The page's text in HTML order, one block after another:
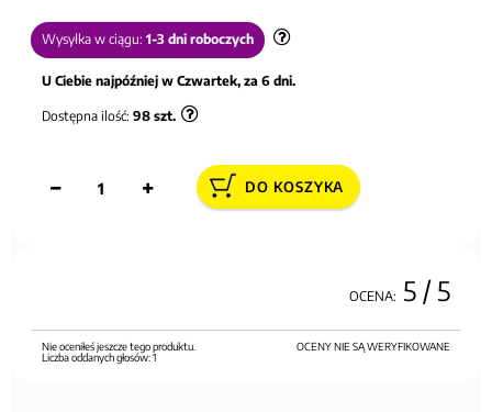
Wysyłka w ciągu: 1-3 dni roboczych
U Ciebie najpóźniej w Czwartek, za 6 dni.
Dostępna ilość: 98 szt.
DO KOSZYKA
OCENA: 5 / 5
OCENY NIE SĄ WERYFIKOWANE
Nie oceniłeś jeszcze tego produktu.
Liczba oddanych głosów:1